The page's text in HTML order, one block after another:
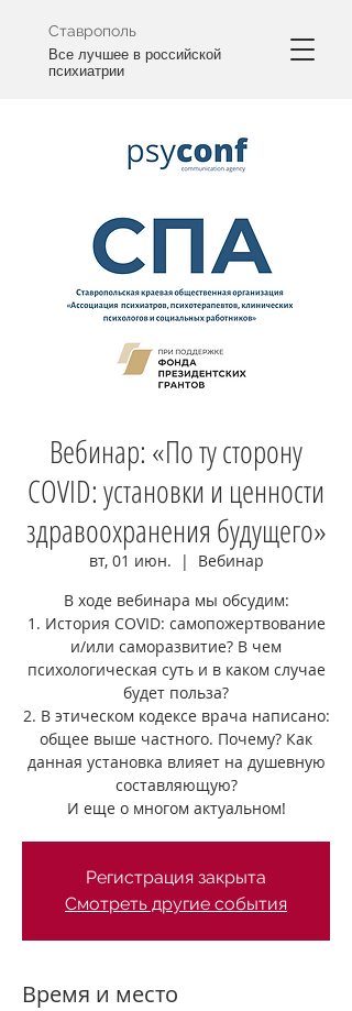
Ставрополь
Все лучшее в российской
психиатрии
Вебинар: «По ту сторону
COVID: установки и ценности
здравоохранения будущего»
вт, 01 июн.
  |
Вебинар
В ходе вебинара мы обсудим:
1. История COVID: самопожертвование
и/или саморазвитие? В чем
психологическая суть и в каком случае
будет польза?
2. В этическом кодексе врача написано:
общее выше частного. Почему? Как
данная установка влияет на душевную
составляющую?
И еще о многом актуальном!
Регистрация закрыта
Смотреть другие события
Время и место